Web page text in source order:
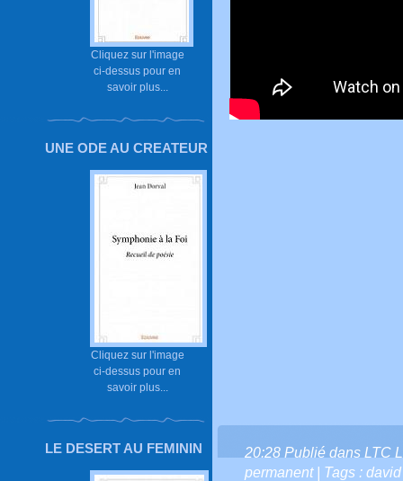
Cliquez sur l'image
ci-dessus pour en
savoir plus...
UNE ODE AU CREATEUR
Cliquez sur l'image
ci-dessus pour en
savoir plus...
LE DESERT AU FEMININ 20:28 Publié dans LTC
permanent| Tags :